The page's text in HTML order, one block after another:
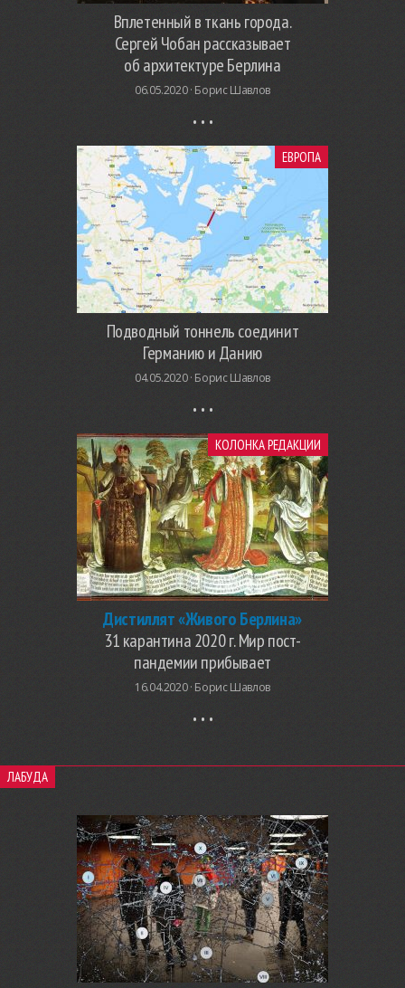
Вплетенный в ткань города.
Сергей Чобан рассказывает
об архитектуре Берлина
06.05.2020 · Борис Шавлов
ЕВРОПА
Подводный тоннель соединит
Германию и Данию
04.05.2020 · Борис Шавлов
КОЛОНКА РЕДАКЦИИ
Дистиллят «Живого Берлина»
31 карантина 2020 г. Мир пост-
пандемии прибывает
16.04.2020 · Борис Шавлов
ЛАБУДА